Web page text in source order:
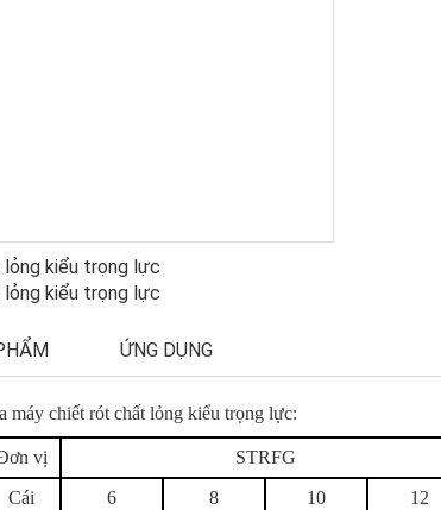
ỨNG DỤNG
máy chiết rót chất lỏng kiểu trọng lực:
vị
STRFG
Cái 6 8 10
12